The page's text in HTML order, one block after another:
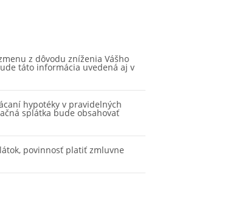
z dôvodu zníženia Vášho
táto informácia uvedená aj v
hypotéky v pravidelných
splátka bude obsahovať
povinnosť platiť zmluvne